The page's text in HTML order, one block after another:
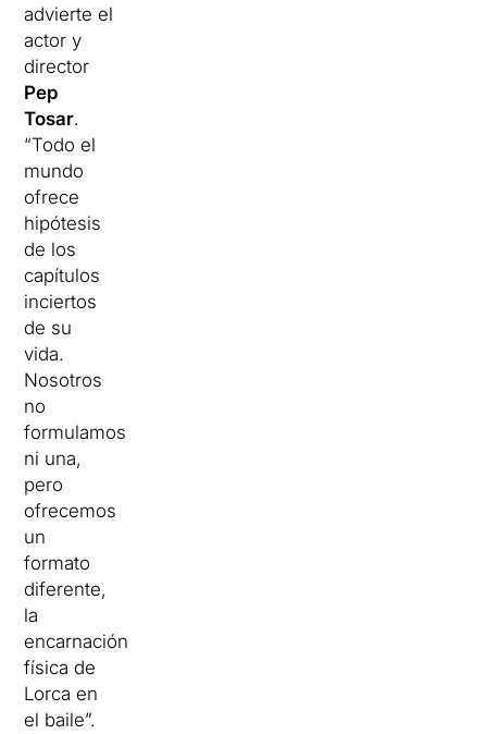
advierte el
actor y
director
Pep
Tosar.
“Todo el
mundo
ofrece
hipótesis
de los
capítulos
inciertos
de su
vida.
Nosotros
no
formulamos
ni una,
pero
ofrecemos
un
formato
diferente,
la
encarnación
física de
Lorca en
el baile”.